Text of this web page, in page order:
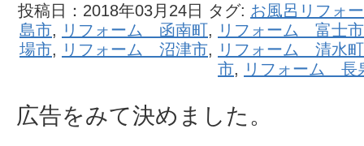
投稿日：2018年03月24日 タグ: お風呂リフォ
島市, リフォーム 函南町, リフォーム 富士市
場市, リフォーム 沼津市, リフォーム 清水町
市, リフォーム 長
広告をみて決めました。